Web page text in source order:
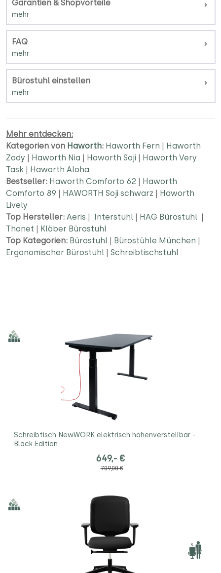
Garantien & Shopvorteile
FAQ
Bürostuhl einstellen
Mehr entdecken:
Kategorien von Haworth: Haworth Fern | Haworth
Zody | Haworth Nia | Haworth Soji | Haworth Very
Task | Haworth Aloha
Bestseller: Haworth Comforto 62 | Haworth
Comforto 89 | HAWORTH Soji schwarz | Haworth
Lively
Top Hersteller: Aeris | Interstuhl | HAG Bürostuhl |
Thonet | Klöber Bürostuhl
Top Kategorien: Bürostuhl | Bürostühle München |
Ergonomischer Bürostuhl | Schreibtischstuhl
Schreibtisch NewWORK elektrisch höhenverstellbar -
Black Edition
649,- €
709,00 €